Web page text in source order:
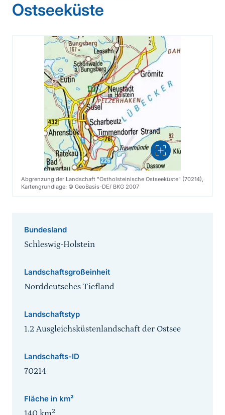
Ostseeküste
Vergrößern
Abgrenzung der Landschaft "Ostholsteinische Ostseeküste" (70214),
Kartengrundlage: © GeoBasis-DE/ BKG 2007
Bundesland
Schleswig-Holstein
Landschaftsgroßeinheit
Norddeutsches Tiefland
Landschaftstyp
1.2 Ausgleichsküstenlandschaft der Ostsee
Landschafts-ID
70214
Fläche in km²
2